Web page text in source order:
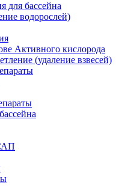
для бассейна
водорослей)
Активного кислорода
(удаление взвесей)